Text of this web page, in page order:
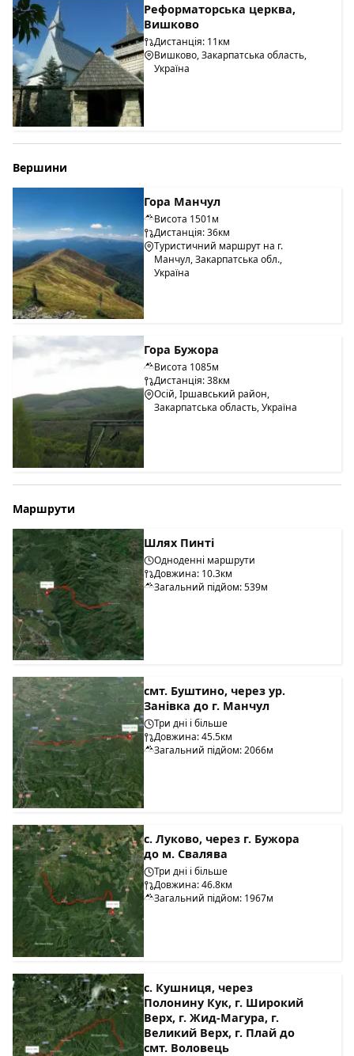
Реформаторська церква,
Вишково
Дистанція: 11км
Вишково, Закарпатська область,
Україна
Вершини
Гора Манчул
Висота 1501м
Дистанція: 36км
Туристичний маршрут на г.
Манчул, Закарпатська обл.,
Україна
Гора Бужора
Висота 1085м
Дистанція: 38км
Осій, Іршавський район,
Закарпатська область, Україна
Маршрути
Шлях Пинті
Одноденні маршрути
Довжина: 10.3км
Загальний підйом: 539м
смт. Буштино, через ур.
Занівка до г. Манчул
Три дні і більше
Довжина: 45.5км
Загальний підйом: 2066м
с. Луково, через г. Бужора
до м. Свалява
Три дні і більше
Довжина: 46.8км
Загальний підйом: 1967м
с. Кушниця, через
Полонину Кук, г. Широкий
Верх, г. Жид-Магура, г.
Великий Верх, г. Плай до
смт. Воловець